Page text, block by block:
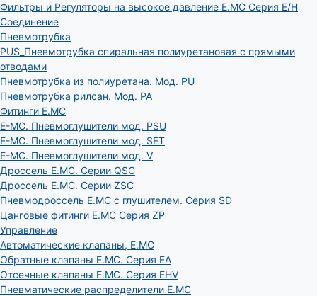
Фильтры и Регуляторы на высокое давление E.MC Серия E/H
Соединение
Пневмотрубка
PUS_Пневмотрубка спиральная полиуретановая с прямыми
отводами
Пневмотрубка из полиуретана. Мод. РU
Пневмотрубка рилсан. Мод. PA
Фитинги E.MC
E-MC. Пневмоглушители мод. PSU
E-MC. Пневмоглушители мод. SET
E-MC. Пневмоглушители мод. V
Дроссель E.MC. Серии QSC
Дроссель E.MC. Серии ZSC
Пневмодроссель E.MC с глушителем. Серия SD
Цанговые фитинги E.MC Серия ZP
Управление
Автоматические клапаны, Е.МС
Обратные клапаны E.MC. Серия EA
Отсечные клапаны E.MC. Серия EHV
Пневматические распределители E.MC